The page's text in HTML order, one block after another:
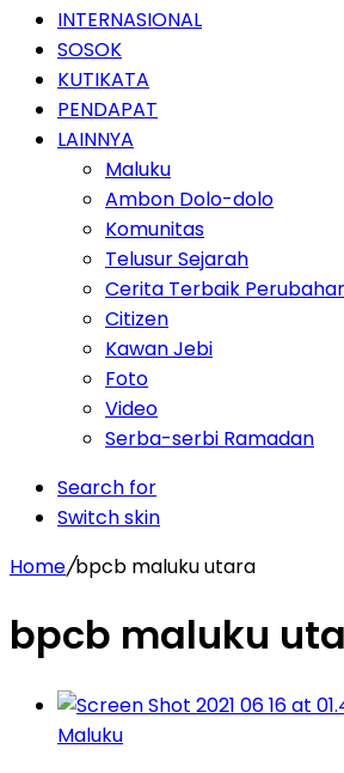
INTERNASIONAL
SOSOK
KUTIKATA
PENDAPAT
LAINNYA
Maluku
Ambon Dolo-dolo
Komunitas
Telusur Sejarah
Cerita Terbaik
Citizen
Kawan Jebi
Foto
Video
Serba-serbi Ramadan
Search for
Switch skin
Home/bpcb maluku utara
bpcb maluku
Maluku